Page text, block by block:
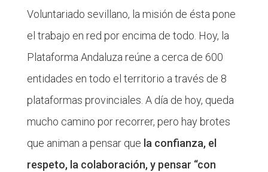
Voluntariado sevillano, la misión de ésta pone
el trabajo en red por encima de todo. Hoy, la
Plataforma Andaluza reúne a cerca de 600
entidades en todo el territorio a través de 8
plataformas provinciales. A día de hoy, queda
mucho camino por recorrer, pero hay brotes
que animan a pensar que la confianza, el
respeto, la colaboración, y pensar “con